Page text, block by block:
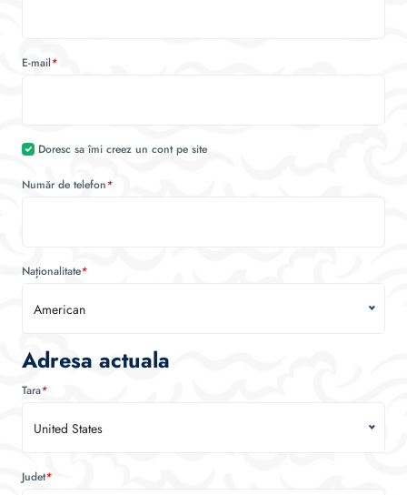
E-mail*
Doresc sa îmi creez un cont pe site
Număr de telefon*
Naționalitate*
American
Adresa actuala
Tara*
United States
Judet*